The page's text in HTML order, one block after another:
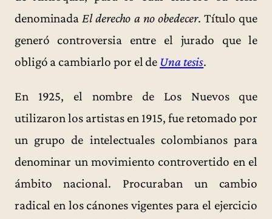
denominadaEl derecho a no obedecer. Título que
generó controversia entre el jurado que le
obligó a cambiarlo por el de Una tesis.
En 1925, el nombre de Los Nuevos que
utilizaron los artistas en 1915, fue retomado por
un grupo de intelectuales colombianos para
denominar un movimiento controvertido en el
ámbito nacional. Procuraban un cambio
radical en los cánones vigentes para el ejercicio